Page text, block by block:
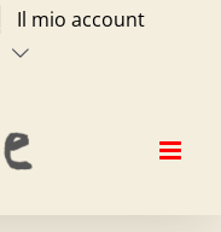
Il mio account